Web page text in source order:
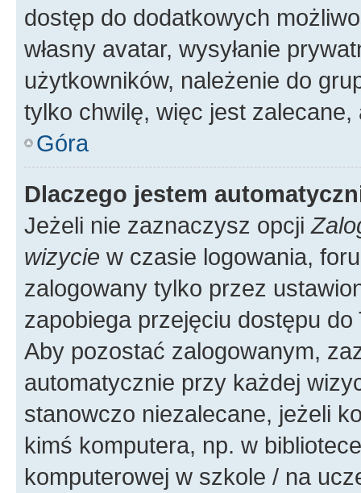
dostęp do dodatkowych
własny avatar, wysyłanie
użytkowników, należenie do
tylko chwilę, więc jest zalecane,
Góra
Dlaczego jestem
Jeżeli nie zaznaczysz opcji
wizycie w czasie logowania,
zalogowany tylko przez
zapobiega przejęciu dostępu
Aby pozostać zalogowanym,
automatycznie przy każdej
stanowczo niezalecane, jeżeli
kimś komputera, np. w
komputerowej w szkole / na